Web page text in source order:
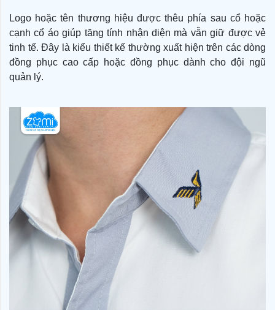
Logo hoặc tên thương hiệu được thêu phía sau cổ hoặc
cạnh cổ áo giúp tăng tính nhận diện mà vẫn giữ được vẻ
tinh tế. Đây là kiểu thiết kế thường xuất hiện trên các dòng
đồng phục cao cấp hoặc đồng phục dành cho đội ngũ
quản lý.